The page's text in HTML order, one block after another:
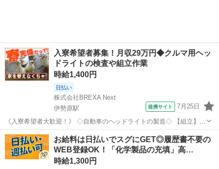
入寮希望者募集！月収29万円◆クルマ用ヘッ
ドライトの検査や組立作業
時給1,400円
日払い
株式会社BREXA Next
伊勢原駅
提携サイト 7月25日
《入寮希望者大歓迎！》 ◇自動車のヘッドライトの製造◇ 【組立】
・エアドライバーを使用し部品のネジ止めや、機械を使いパーツの圧
着作業 ・目視検査作業 【成形】 ・成形された部品（パネル/レンズな
ど）の目視検査作業 ・バ...
神奈川 伊勢原市 伊勢原駅 工場
お給料は日払いでスグにGET◎履歴書不要の
WEB登録OK！「化学製品の充填」高…
時給1,300円